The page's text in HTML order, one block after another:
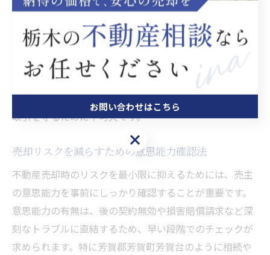
るご家庭で、相続した土地を売却したいと考えている場
合、相続人の中に判断力が低下している方が含まれてい
ると、後々トラブルに発展するリスクが高まります。不
動産会社も売主の意思能力を慎重に確認するため、本人
確認書類の提出や、面談時の受け答えなどを通じて確認
を行います。これらの対応は、売主・買主双方の安全な
取引を守るために不可欠です。
売却リスクを減らすための意思能力確認法
不動産売却時のリスクを最小限に抑えるためには、売主
の意思能力を事前にしっかり確認することが重要です。
意思能力の有無は、後の契約無効や損害賠償請求など深
刻なトラブルに直結するため、早い段階でのチェックが
求められます。特に芳賀郡芳賀町芳賀台のように相続や
お問い合わせはこちら
お問い合わせはこちら